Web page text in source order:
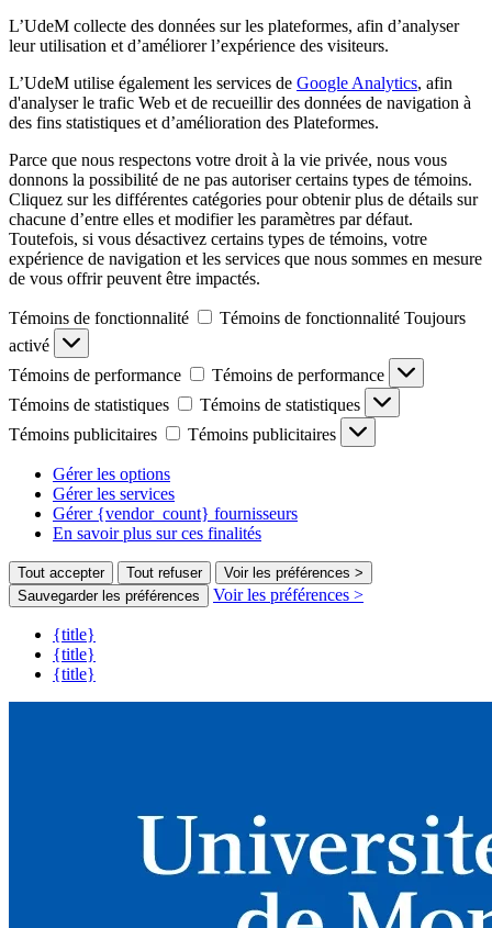
L’UdeM collecte des données sur les plateformes, afin d’analyser
leur utilisation et d’améliorer l’expérience des visiteurs.
L’UdeM utilise également les services de Google Analytics, afin
d'analyser le trafic Web et de recueillir des données de navigation à
des fins statistiques et d’amélioration des Plateformes.
Parce que nous respectons votre droit à la vie privée, nous vous
donnons la possibilité de ne pas autoriser certains types de témoins.
Cliquez sur les différentes catégories pour obtenir plus de détails sur
chacune d’entre elles et modifier les paramètres par défaut.
Toutefois, si vous désactivez certains types de témoins, votre
expérience de navigation et les services que nous sommes en mesure
de vous offrir peuvent être impactés.
Témoins de fonctionnalité Témoins de fonctionnalité Toujours
activé
Témoins de performance
Témoins de performance
Témoins de statistiques
Témoins de statistiques
Témoins publicitaires
Témoins publicitaires
Gérer les options
Gérer les services
Gérer {vendor_count} fournisseurs
En savoir plus sur ces finalités
Tout accepter Tout refuser
Voir les préférences >
Sauvegarder les préférences
Voir les préférences >
{title}
{title}
{title}